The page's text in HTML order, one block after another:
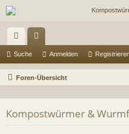
ch
ne
riff
en
Suche Anmelden
Foren-Übersicht
Kompostwürmer &